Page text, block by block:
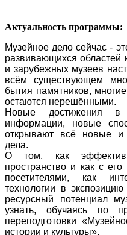
Актуальность программы:
Музейное дело сейчас -
развивающихся областей
и зарубежных музеев
всём существующем
бытия памятников,
остаются нерешёнными.
Новые достижения в
информации, новые
открывают всё новые и
дела.
О том, как
пространство и как с
посетителями, как
технологии в
ресурсный потенциал
узнать, обучаясь по
переподготовки
истории и культуры».